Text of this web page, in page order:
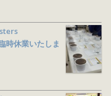
時休業いたしま